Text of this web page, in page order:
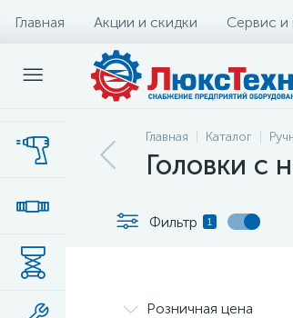
Главная Акции и скидки Сервис и
Главная Каталог
Головки с
Фильтр 1
Розничная цена